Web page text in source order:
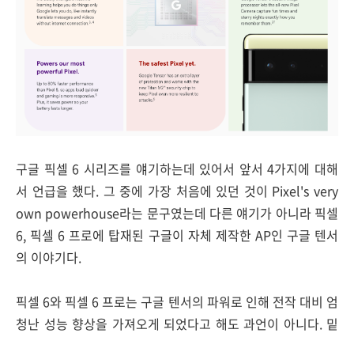
구글 픽셀 6 시리즈를 얘기하는데 있어서 앞서 4가지에 대해
서 언급을 했다. 그 중에 가장 처음에 있던 것이 Pixel's very
own powerhouse라는 문구였는데 다른 얘기가 아니라 픽셀
6, 픽셀 6 프로에 탑재된 구글이 자체 제작한 AP인 구글 텐서
의 이야기다.
픽셀 6와 픽셀 6 프로는 구글 텐서의 파워로 인해 전작 대비 엄
청난 성능 향상을 가져오게 되었다고 해도 과언이 아니다. 밑